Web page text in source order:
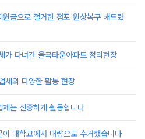
원금으로 철거한 점포 원상복구 해드렸
가 다녀간 율곡타운아파트 정리현장
체의 다양한 활동 현장
체는 진중하게 활동합니다
이 대학교에서 대량으로 수거했습니다